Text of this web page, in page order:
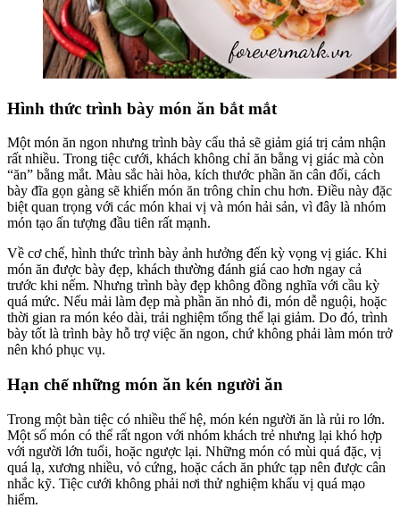
Hình thức trình bày món ăn bắt mắt
Một món ăn ngon nhưng trình bày cẩu thả sẽ giảm giá trị cảm nhận
rất nhiều. Trong tiệc cưới, khách không chỉ ăn bằng vị giác mà còn
“ăn” bằng mắt. Màu sắc hài hòa, kích thước phần ăn cân đối, cách
bày đĩa gọn gàng sẽ khiến món ăn trông chỉn chu hơn. Điều này đặc
biệt quan trọng với các món khai vị và món hải sản, vì đây là nhóm
món tạo ấn tượng đầu tiên rất mạnh.
Về cơ chế, hình thức trình bày ảnh hưởng đến kỳ vọng vị giác. Khi
món ăn được bày đẹp, khách thường đánh giá cao hơn ngay cả
trước khi nếm. Nhưng trình bày đẹp không đồng nghĩa với cầu kỳ
quá mức. Nếu mải làm đẹp mà phần ăn nhỏ đi, món dễ nguội, hoặc
thời gian ra món kéo dài, trải nghiệm tổng thể lại giảm. Do đó, trình
bày tốt là trình bày hỗ trợ việc ăn ngon, chứ không phải làm món trở
nên khó phục vụ.
Hạn chế những món ăn kén người ăn
Trong một bàn tiệc có nhiều thế hệ, món kén người ăn là rủi ro lớn.
Một số món có thể rất ngon với nhóm khách trẻ nhưng lại khó hợp
với người lớn tuổi, hoặc ngược lại. Những món có mùi quá đặc, vị
quá lạ, xương nhiều, vỏ cứng, hoặc cách ăn phức tạp nên được cân
nhắc kỹ. Tiệc cưới không phải nơi thử nghiệm khẩu vị quá mạo
hiểm.